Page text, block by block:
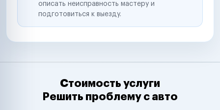
описать неисправность мастеру и
подготовиться к выезду.
Стоимость услуги
Решить проблему с авто